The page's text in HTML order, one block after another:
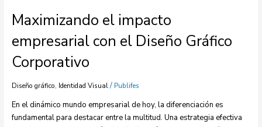
Maximizando el impacto
empresarial con el Diseño Gráfico
Corporativo
Diseño gráfico, Identidad Visual/ Publifes
En el dinámico mundo empresarial de hoy, la diferenciación es
fundamental para destacar entre la multitud. Una estrategia efectiva